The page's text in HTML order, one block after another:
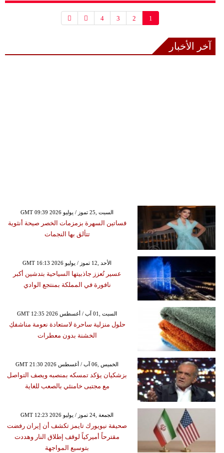
1
2
3
4
آخر الأخبار
GMT 09:39 2026 السبت ,25 تموز / يوليو
فساتين السهرة بزمزمات الخصر صيحة أنثوية
تتألق بها النجمات
GMT 16:13 2026 الأحد ,12 تموز / يوليو
عسير تُعزز جاذبيتها السياحية بتدشين أكبر
نافورة في المملكة بمنتجع الوادي
GMT 12:35 2026 السبت ,01 آب / أغسطس
حلول منزلية ساحرة لاستعادة نعومة مناشفكِ
الخشنة بدون معطرات
GMT 21:30 2026 الخميس ,06 آب / أغسطس
بزشكيان يؤكد تمسكه بمنصبه ويصف التواصل
مع مجتبى خامنئي بالصعب للغاية
GMT 12:23 2026 الجمعة ,24 تموز / يوليو
صحيفة نيويورك تايمز تكشف أن إيران رفضت
مقترحاً أميركياً لوقف إطلاق النار وهددت
بتوسيع المواجهة